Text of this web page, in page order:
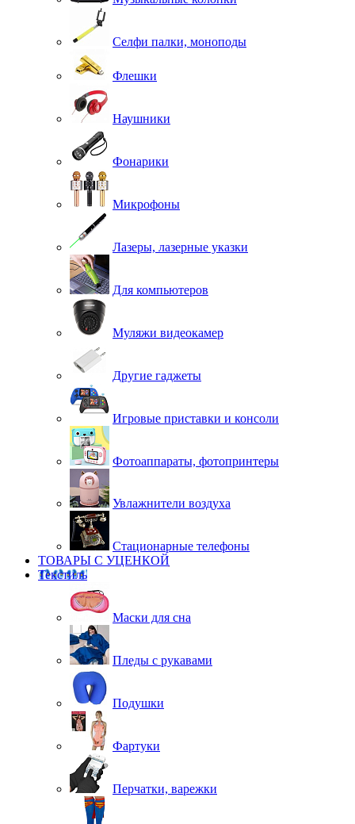
Селфи палки, моноподы
Флешки
Наушники
Фонарики
Микрофоны
Лазеры, лазерные указки
Для компьютеров
Муляжи видеокамер
Другие гаджеты
Игровые приставки и консоли
Фотоаппараты, фотопринтеры
Увлажнители воздуха
Стационарные телефоны
ТОВАРЫ С УЦЕНКОЙ
Текстиль
Маски для сна
Пледы с рукавами
Подушки
Фартуки
Перчатки, варежки